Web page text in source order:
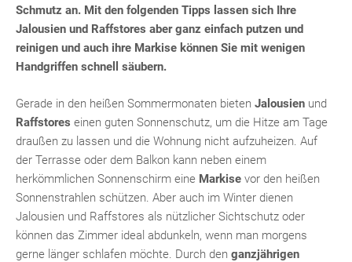
Schmutz an. Mit den folgenden Tipps lassen sich Ihre
Jalousien und Raffstores aber ganz einfach putzen und
reinigen und auch ihre Markise können Sie mit wenigen
Handgriffen schnell säubern.
Gerade in den heißen Sommermonaten bieten Jalousien und
Raffstores einen guten Sonnenschutz, um die Hitze am Tage
draußen zu lassen und die Wohnung nicht aufzuheizen. Auf
der Terrasse oder dem Balkon kann neben einem
herkömmlichen Sonnenschirm eine Markise vor den heißen
Sonnenstrahlen schützen. Aber auch im Winter dienen
Jalousien und Raffstores als nützlicher Sichtschutz oder
können das Zimmer ideal abdunkeln, wenn man morgens
gerne länger schlafen möchte. Durch den ganzjährigen